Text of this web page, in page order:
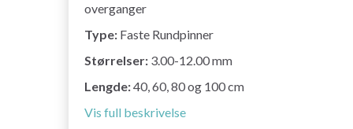
overganger
Type: Faste Rundpinner
Størrelser: 3.00-12.00 mm
Lengde:40, 60, 80 og 100 cm
Vis full beskrivelse